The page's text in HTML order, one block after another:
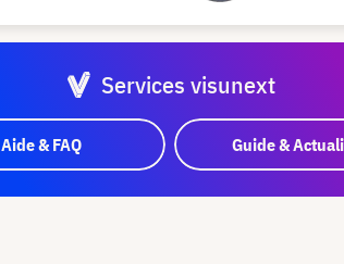
Services visunext
Aide & FAQ Guide &